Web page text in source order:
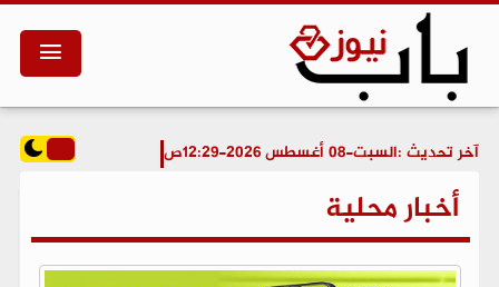
آخر تحديث :السبت-08 أغسطس 2026-12:29ص
أخبار محلية